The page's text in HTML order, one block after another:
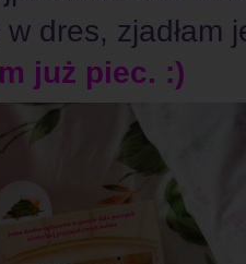
w dres,
już piec. :)